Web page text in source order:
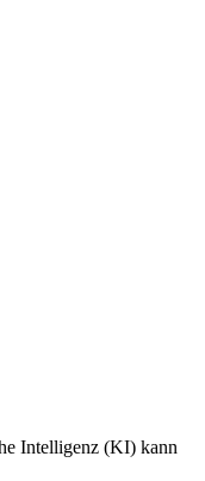
Intelligenz (KI) kann